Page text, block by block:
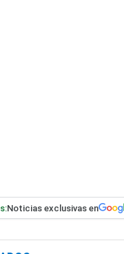
Noticias exclusivas en